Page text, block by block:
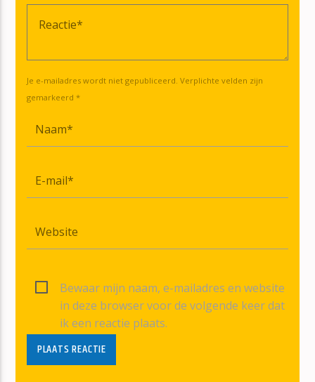
Je e-mailadres wordt niet gepubliceerd. Verplichte velden zijn
gemarkeerd *
Bewaar mijn naam, e-mailadres en website
in deze browser voor de volgende keer dat
ik een reactie plaats.